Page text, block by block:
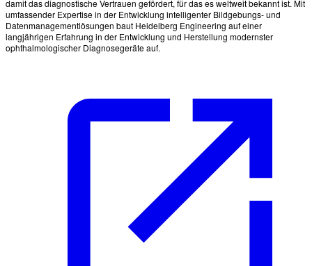
damit das diagnostische Vertrauen gefördert, für das es weltweit bekannt ist. Mit
umfassender Expertise in der Entwicklung intelligenter Bildgebungs- und
Datenmanagementlösungen baut Heidelberg Engineering auf einer
langjährigen Erfahrung in der Entwicklung und Herstellung modernster
ophthalmologischer Diagnosegeräte auf.